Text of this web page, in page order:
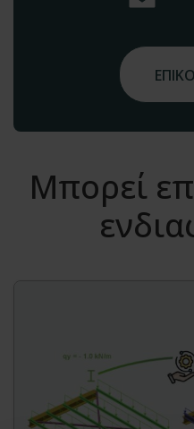
Μπορεί